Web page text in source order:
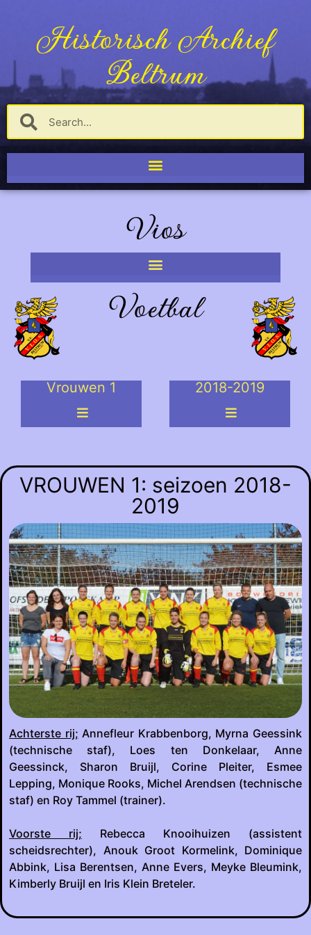
Historisch Archief
Beltrum
Vios
Voetbal
Vrouwen 1 2018-2019
VROUWEN 1: seizoen 2018-
2019
Achterste rij; Annefleur Krabbenborg, Myrna Geessink
(technische staf), Loes ten Donkelaar, Anne
Geessinck, Sharon Bruijl, Corine Pleiter, Esmee
Lepping, Monique Rooks, Michel Arendsen (technische
staf) en Roy Tammel (trainer).
Voorste rij; Rebecca Knooihuizen (assistent
scheidsrechter), Anouk Groot Kormelink, Dominique
Abbink, Lisa Berentsen, Anne Evers, Meyke Bleumink,
Kimberly Bruijl en Iris Klein Breteler.